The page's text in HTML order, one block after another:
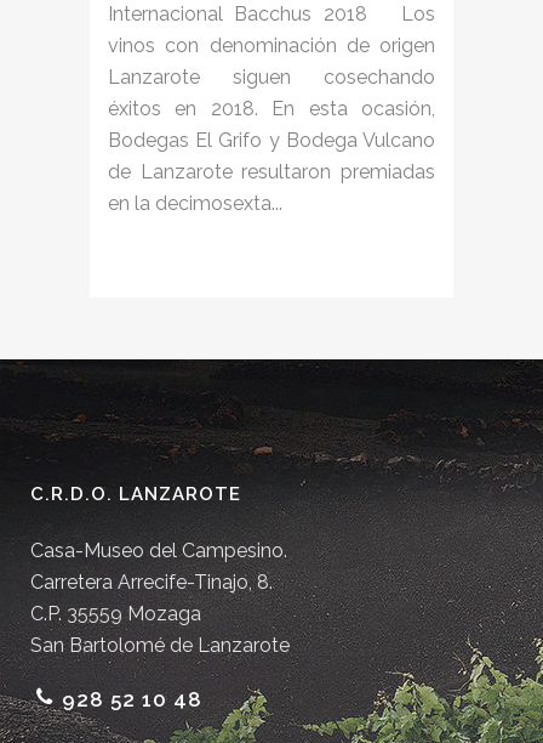
Internacional Bacchus 2018 Los
vinos con denominación de origen
Lanzarote siguen cosechando
éxitos en 2018. En esta ocasión,
Bodegas El Grifo y Bodega Vulcano
de Lanzarote resultaron premiadas
en la decimosexta...
C.R.D.O. LANZAROTE
Casa-Museo del Campesino.
Carretera Arrecife-Tinajo, 8.
C.P. 35559 Mozaga
San Bartolomé de Lanzarote
928 52 10 48